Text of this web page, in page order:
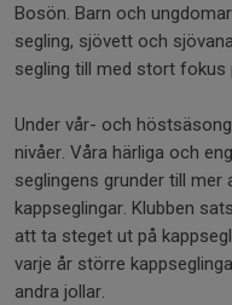
Bosön. Barn och
segling, sjövett och
segling till med stort fokus
Under vår- och
nivåer. Våra härliga och
seglingens grunder till mer
kappseglingar. Klubben
att ta steget ut på
varje år större
andra jollar.